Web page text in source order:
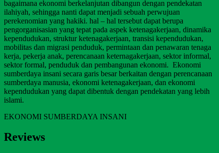
bagaimana ekonomi berkelanjutan dibangun dengan pendekatan
ilahiyah, sehingga nanti dapat menjadi sebuah perwujuan
perekenomian yang hakiki. hal – hal tersebut dapat berupa
pengorganisasian yang tepat pada aspek ketenagakerjaan, dinamika
kependudukan, struktur ketenagakerjaan, transisi kependudukan,
mobilitas dan migrasi penduduk, permintaan dan penawaran tenaga
kerja, pekerja anak, perencanaan keternagakerjaan, sektor informal,
sektor formal, penduduk dan pembangunan ekonomi. Ekonomi
sumberdaya insani secara garis besar berkaitan dengan perencanaan
sumberdaya manusia, ekonomi ketenagakerjaan, dan ekonomi
kependudukan yang dapat dibentuk dengan pendekatan yang lebih
islami.
EKONOMI SUMBERDAYA INSANI
Reviews